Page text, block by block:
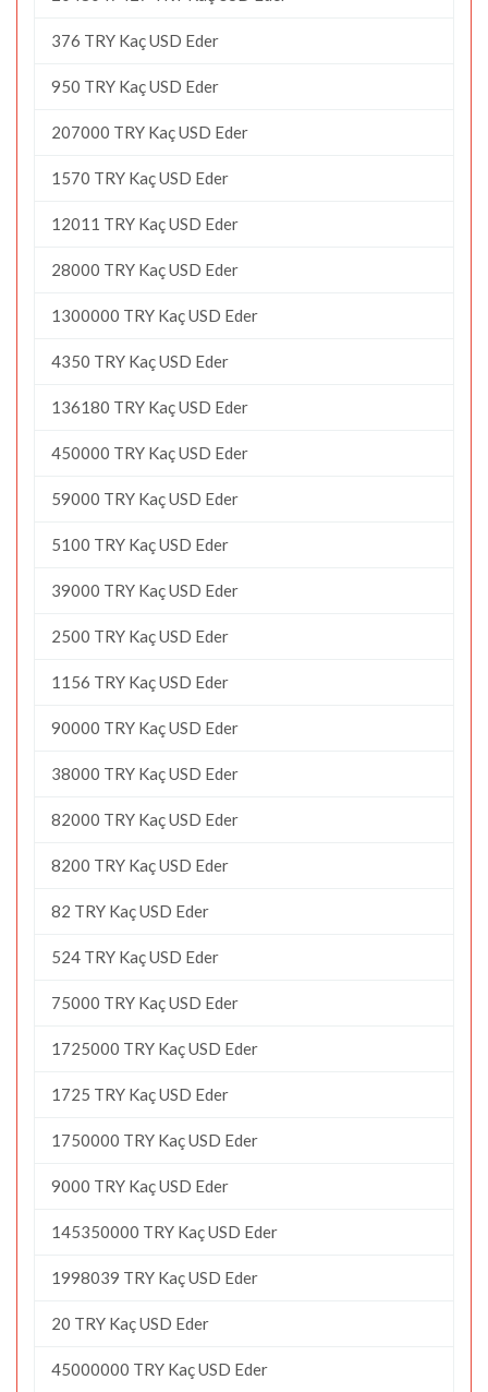
376 TRY Kaç USD Eder
950 TRY Kaç USD Eder
207000 TRY Kaç USD Eder
1570 TRY Kaç USD Eder
12011 TRY Kaç USD Eder
28000 TRY Kaç USD Eder
1300000 TRY Kaç USD Eder
4350 TRY Kaç USD Eder
136180 TRY Kaç USD Eder
450000 TRY Kaç USD Eder
59000 TRY Kaç USD Eder
5100 TRY Kaç USD Eder
39000 TRY Kaç USD Eder
2500 TRY Kaç USD Eder
1156 TRY Kaç USD Eder
90000 TRY Kaç USD Eder
38000 TRY Kaç USD Eder
82000 TRY Kaç USD Eder
8200 TRY Kaç USD Eder
82 TRY Kaç USD Eder
524 TRY Kaç USD Eder
75000 TRY Kaç USD Eder
1725000 TRY Kaç USD Eder
1725 TRY Kaç USD Eder
1750000 TRY Kaç USD Eder
9000 TRY Kaç USD Eder
145350000 TRY Kaç USD Eder
1998039 TRY Kaç USD Eder
20 TRY Kaç USD Eder
45000000 TRY Kaç USD Eder